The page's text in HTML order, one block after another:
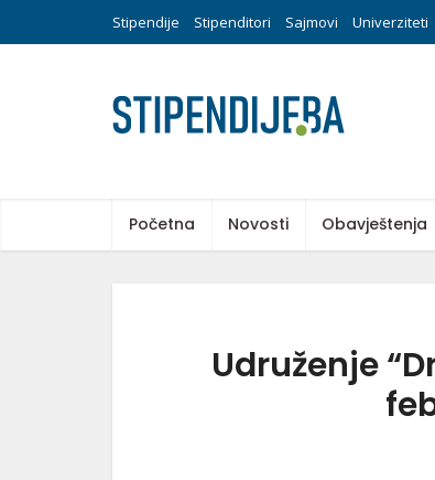
Stipendije Stipenditori Sajmovi Univerziteti
Početna Novosti Obavještenja
Udruženje